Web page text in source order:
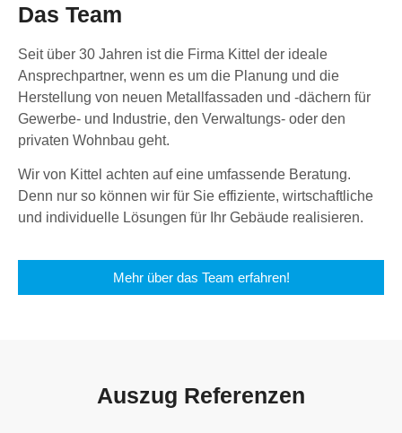
Das Team
Seit über 30 Jahren ist die Firma Kittel der ideale
Ansprechpartner, wenn es um die Planung und die
Herstellung von neuen Metallfassaden und -dächern für
Gewerbe- und Industrie, den Verwaltungs- oder den
privaten Wohnbau geht.
Wir von Kittel achten auf eine umfassende Beratung.
Denn nur so können wir für Sie effiziente, wirtschaftliche
und individuelle Lösungen für Ihr Gebäude realisieren.
Mehr über das Team erfahren!
Auszug Referenzen